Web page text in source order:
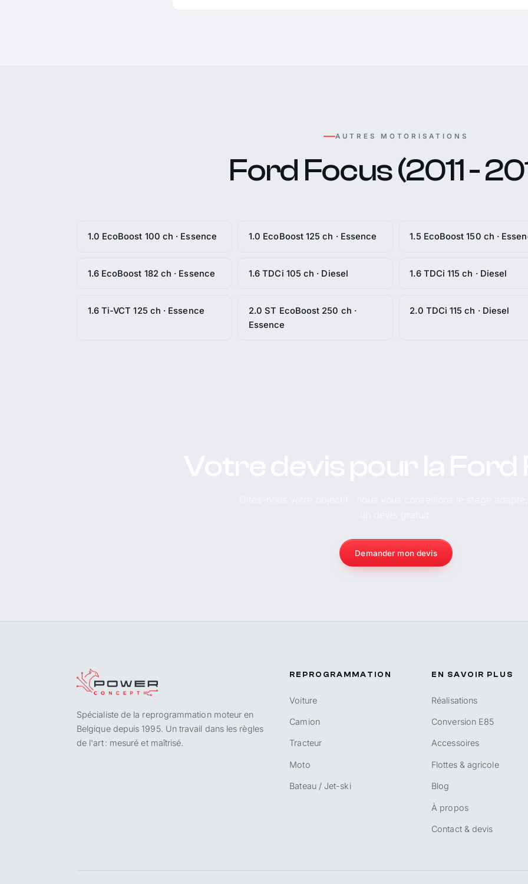
AUTRES MOTORISATIONS
Ford Focus (2011 -
1.0 EcoBoost 100 ch · Essence 1.0 EcoBoost 125 ch · Essence 1.5 EcoBoost 150 ch ·
1.6 EcoBoost 182 ch · Essence 1.6 TDCi 105 ch · Diesel 1.6 TDCi 115 ch · Diesel
1.6 Ti-VCT 125 ch · Essence
2.0 ST EcoBoost 250 ch ·
Essence
2.0 TDCi 115 ch · Diesel
Demander mon devis
Spécialiste de la reprogrammation moteur en
Belgique depuis 1995. Un travail dans les règles
de l'art : mesuré et maîtrisé.
REPROGRAMMATION
Voiture
Camion
Tracteur
Moto
Bateau / Jet-ski
EN SAVOIR PLUS
Réalisations
Conversion E85
Accessoires
Flottes & agricole
Blog
À propos
Contact & devis